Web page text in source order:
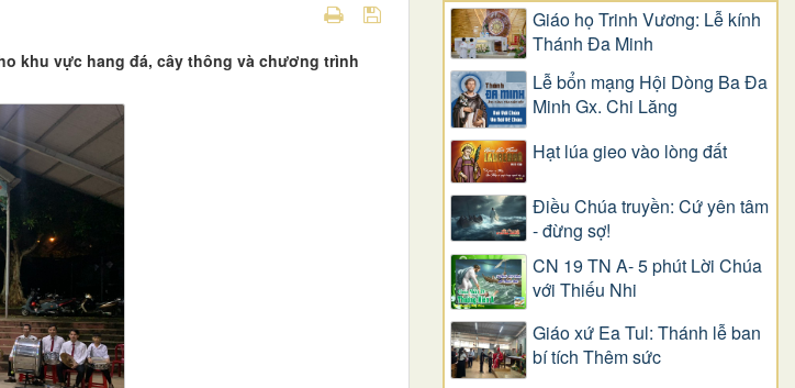
khu vực hang đá, cây thông và chương trình
Giáo họ Trinh Vương: Lễ kính
Thánh Đa Minh
Lễ bổn mạng Hội Dòng Ba Đa
Minh Gx. Chi Lăng
Hạt lúa gieo vào lòng đất
Điều Chúa truyền: Cứ yên tâm
- đừng sợ!
CN 19 TN A- 5 phút Lời Chúa
với Thiếu Nhi
Giáo xứ Ea Tul: Thánh lễ ban
bí tích Thêm sức